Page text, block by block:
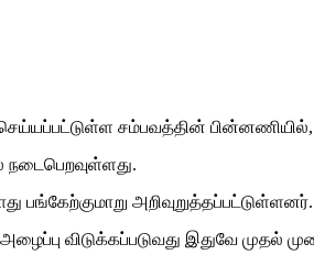
சம்பவத்தின்
நடைபெறவுள்ளது.
பங்கேற்குமாறு அறிவுறுத்தப்பட்டுள்ளனர்.
விடுக்கப்படுவது இதுவே முதல்